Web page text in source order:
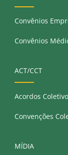
Convênios
Convênios
ACT/CCT
Acordos
Convenções
MÍDIA